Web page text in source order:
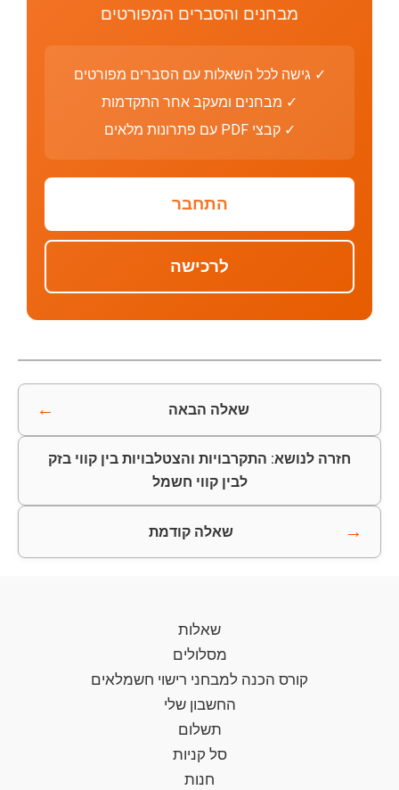
מבחנים והסברים המפורטים
✓ גישה לכל השאלות עם הסברים מפורטים
✓ מבחנים ומעקב אחר התקדמות
✓ קבצי PDF עם פתרונות מלאים
התחבר
לרכישה
שאלה הבאה ←
חזרה לנושא: התקרבויות והצטלבויות בין קווי בזק
לבין קווי חשמל
→ שאלה קודמת
שאלות
מסלולים
קורס הכנה למבחני רישוי חשמלאים
החשבון שלי
תשלום
סל קניות
חנות